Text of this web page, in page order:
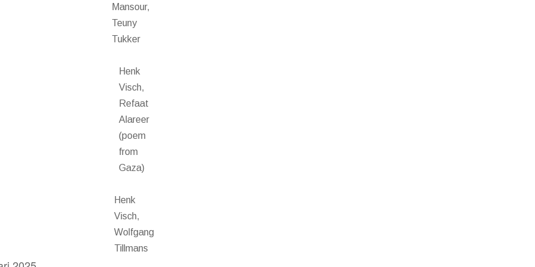
Mansour,
Teuny
Tukker
Henk
Visch,
Refaat
Alareer
(poem
from
Gaza)
Henk
Visch,
Wolfgang
Tillmans